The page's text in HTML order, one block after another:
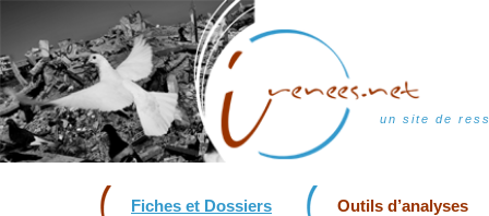
un site de
Fiches et Dossiers Outils d’analyses